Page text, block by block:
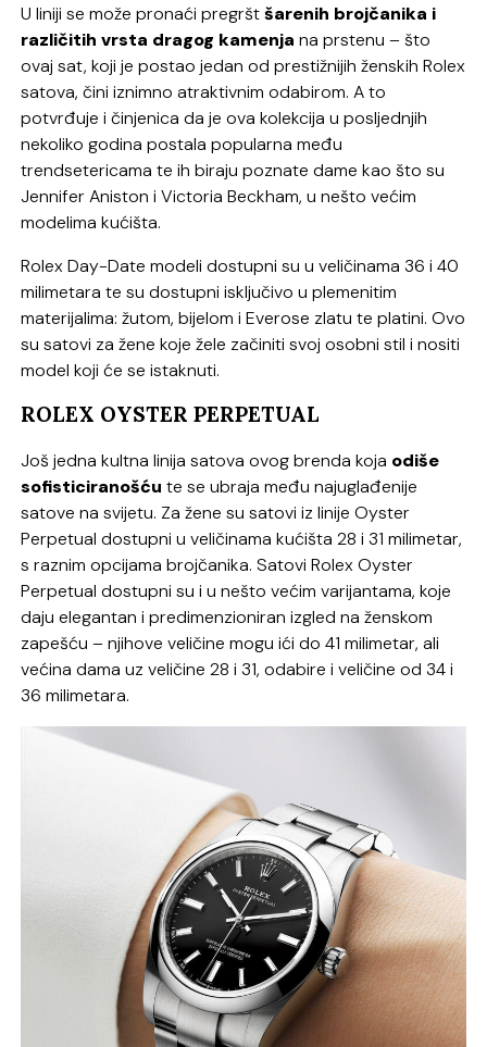
U liniji se može pronaći pregrštšarenih brojčanika i
različitih vrsta dragog kamenja na prstenu – što
ovaj sat, koji je postao jedan od prestižnijih ženskih Rolex
satova, čini iznimno atraktivnim odabirom. A to
potvrđuje i činjenica da je ova kolekcija u posljednjih
nekoliko godina postala popularna među
trendsetericama te ih biraju poznate dame kao što su
Jennifer Aniston i Victoria Beckham, u nešto većim
modelima kućišta.
Rolex Day-Date modeli dostupni su u veličinama 36 i 40
milimetara te su dostupni isključivo u plemenitim
materijalima: žutom, bijelom i Everose zlatu te platini. Ovo
su satovi za žene koje žele začiniti svoj osobni stil i nositi
model koji će se istaknuti.
ROLEX OYSTER PERPETUAL
Još jedna kultna linija satova ovog brenda koja odiše
sofisticiranošću te se ubraja među najuglađenije
satove na svijetu. Za žene su satovi iz linije Oyster
Perpetual dostupni u veličinama kućišta 28 i 31 milimetar,
s raznim opcijama brojčanika. Satovi Rolex Oyster
Perpetual dostupni su i u nešto većim varijantama, koje
daju elegantan i predimenzioniran izgled na ženskom
zapešću – njihove veličine mogu ići do 41 milimetar, ali
većina dama uz veličine 28 i 31, odabire i veličine od 34 i
36 milimetara.